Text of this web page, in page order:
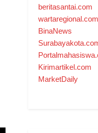
beritasantai.com
wartaregional.com
BinaNews
Kirimartikel.com
MarketDaily